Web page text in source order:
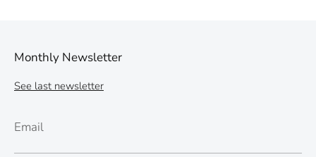
Monthly Newsletter
See last newsletter
Email